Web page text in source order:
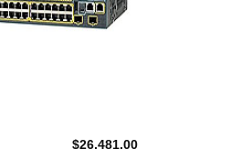
$26,481.00